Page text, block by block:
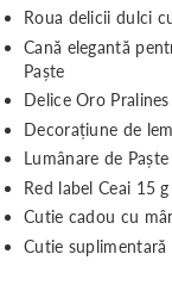
Roua delicii dulci
Cană elegantă
Paște
Delice Oro
Decorațiune de
Lumânare de
Red label Ceai 15 g
Cutie cadou cu
Cutie